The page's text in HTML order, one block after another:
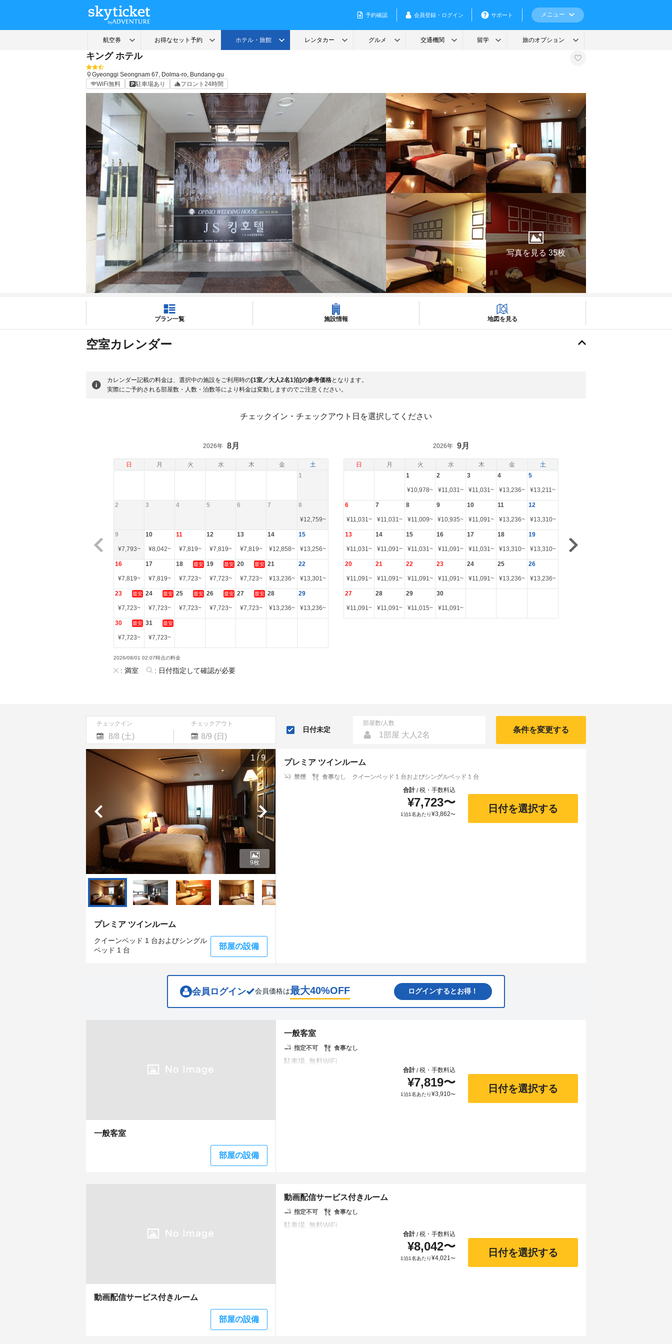
キング ホテル
Gyeonggi Seongnam 67, Dolma-ro, Bundang-gu
WiFi無料
駐車場あり フロント24時間
写真を見る 35枚
プラン一覧 施設情報 地図を見る
空室カレンダー
カレンダー記載の料金は、選択中の施設をご利用時の[1室／大人2名1泊]の参考価格となります。
実際にご予約される部屋数・人数・泊数等により料金は変動しますのでご注意ください。
チェックイン・チェックアウト日を選択してください
日 月 火 水 木 金 土 日 月 火 水 木 金 土
2026年 8月
1
2 3 4 5 6 7 8
¥12,759~
9
¥7,793~
10
¥8,042~
11
¥7,819~
12
¥7,819~
13
¥7,819~
14
¥12,858~
15
¥13,256~
16
¥7,819~
17
¥7,819~
18 最安
¥7,723~
19 最安
¥7,723~
20 最安
¥7,723~
21
¥13,236~
22
¥13,301~
23 最安
¥7,723~
24 最安
¥7,723~
25 最安
¥7,723~
26 最安
¥7,723~
27 最安
¥7,723~
28
¥13,236~
29
¥13,236~
30 最安
¥7,723~
31 最安
¥7,723~
2026年 9月
1
¥10,978~
2
¥11,031~
3
¥11,031~
4
¥13,236~
5
¥13,211~
6
¥11,031~
7
¥11,031~
8
¥11,009~
9
¥10,935~
10
¥11,091~
11
¥13,236~
12
¥13,310~
13
¥11,031~
14
¥11,091~
15
¥11,031~
16
¥11,091~
17
¥11,031~
18
¥13,310~
19
¥13,310~
20
¥11,091~
21
¥11,091~
22
¥11,091~
23
¥11,091~
24
¥11,091~
25
¥13,236~
26
¥13,236~
27
¥11,091~
28
¥11,091~
29
¥11,015~
30
¥11,091~
2026/08/01 02:07時点の料金
: 満室 : 日付指定して確認が必要
チェックイン チェックアウト
Navigate
forward
and
select
a
date.
Press
the
question
mark
key
to
get
the
shortcuts
changing
dates.
Navigate
backward
to
interact
with
the
calendar
and
select
a
date.
Press
the
question
mark
key
to
get
changing
日付未定
部屋数/人数
1部屋 大人2名
条件を変更する
1 /9
プレミア ツインルーム
クイーンベッド 1 台およびシングル
ベッド 1 台
部屋の設備
9枚
プレミア ツインルーム
禁煙 食事なし
クイーンベッド 1 台およびシングルベッド 1 台
合計/税・手数料込
¥7,723〜
1泊1名あたり¥3,862〜
日付を選択する
会員ログイン 会員価格は最大40%OFF ログインするとお得！
一般客室
部屋の設備
一般客室
指定不可 食事なし
合計/税・手数料込
¥7,819〜
1泊1名あたり¥3,910〜
日付を選択する
動画配信サービス付きルーム
部屋の設備
動画配信サービス付きルーム
指定不可 食事なし
合計/税・手数料込
¥8,042〜
1泊1名あたり¥4,021〜
日付を選択する